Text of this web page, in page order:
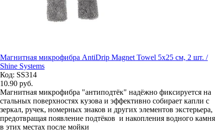
Магнитная микрофибра AntiDrip Magnet Towel 5x25 см, 2 шт. /
Shine Systems
Код: SS314
10.90 руб.
Магнитная микрофибра "антиподтёк" надёжно фиксируется на
стальных поверхностях кузова и эффективно собирает капли с
зеркал, ручек, номерных знаков и других элементов экстерьера,
предотвращая появление подтёков и накопления водного камня
в этих местах после мойки